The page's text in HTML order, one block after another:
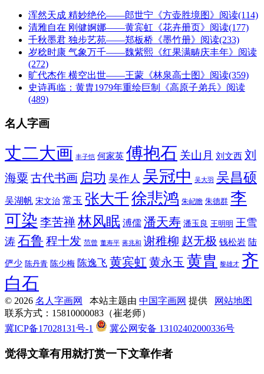
浑然天成 精妙绝伦——郎世宁《方壶胜境图》 阅读(114)
清雅自在 刚健婀娜——黄宾虹《花卉册页》 阅读(177)
千秋墨君 独步艺苑——郑板桥《墨竹册》 阅读(233)
岁稔时康 气象万千——魏紫熙《红果满畴庆丰年》 阅读
(272)
旷代杰作 横空出世——王蒙《林泉高士图》 阅读(359)
史诗再临：黄胄1979年重绘巨制《高原子弟兵》 阅读
(489)
名人字画
丈二大画 丰子恺 何家英 傅抱石 关山月 刘文西 刘
海粟 古代书画 启功 吴作人 吴冠中 吴大羽 吴昌硕
吴湖帆 宋文治 常玉 张大千徐悲鸿 朱屺瞻 朱德群 李
可染 李苦禅林风眠 溥儒 潘天寿 潘玉良 王明明 王雪
涛 石鲁 程十发 范曾 董寿平 蒋兆和 谢稚柳 赵无极 钱松岩 陆
俨少 陈丹青 陈少梅 陈逸飞 黄宾虹 黄永玉 黄胄 黎雄才 齐
白石
© 2026 名人字画网 本站主题由 中国字画网 提供
网站地图
联系方式：15810000083（崔老师）
冀ICP备17028131号-1
冀公网安备 13102402000336号
觉得文章有用就打赏一下文章作者